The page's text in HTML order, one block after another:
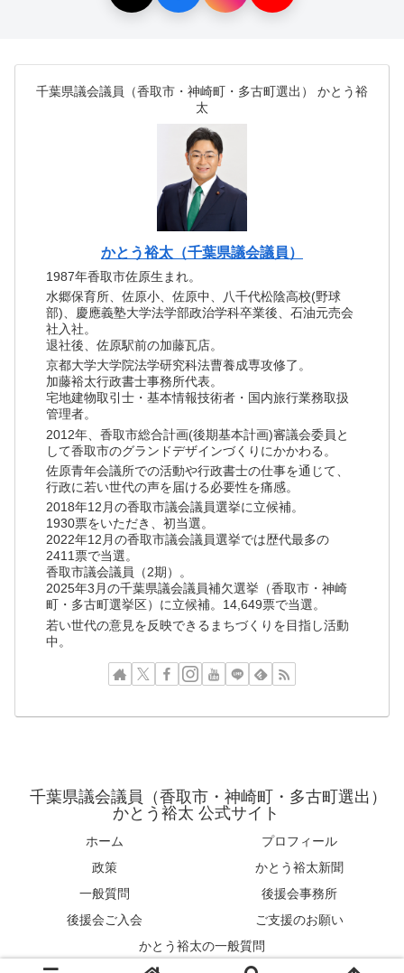
千葉県議会議員（香取市・神崎町・多古町選出） かとう裕
太
かとう裕太（千葉県議会議員）
1987年香取市佐原生まれ。
水郷保育所、佐原小、佐原中、八千代松陰高校(野球
部)、慶應義塾大学法学部政治学科卒業後、石油元売会
社入社。
退社後、佐原駅前の加藤瓦店。
京都大学大学院法学研究科法曹養成専攻修了。
加藤裕太行政書士事務所代表。
宅地建物取引士・基本情報技術者・国内旅行業務取扱
管理者。
2012年、香取市総合計画(後期基本計画)審議会委員と
して香取市のグランドデザインづくりにかかわる。
佐原青年会議所での活動や行政書士の仕事を通じて、
行政に若い世代の声を届ける必要性を痛感。
2018年12月の香取市議会議員選挙に立候補。
1930票をいただき、初当選。
2022年12月の香取市議会議員選挙では歴代最多の
2411票で当選。
香取市議会議員（2期）。
2025年3月の千葉県議会議員補欠選挙（香取市・神崎
町・多古町選挙区）に立候補。14,649票で当選。
若い世代の意見を反映できるまちづくりを目指し活動
中。
千葉県議会議員（香取市・神崎町・多古町選出）
かとう裕太 公式サイト
ホーム
プロフィール
政策
かとう裕太新聞
一般質問
後援会事務所
後援会ご入会
ご支援のお願い
かとう裕太の一般質問